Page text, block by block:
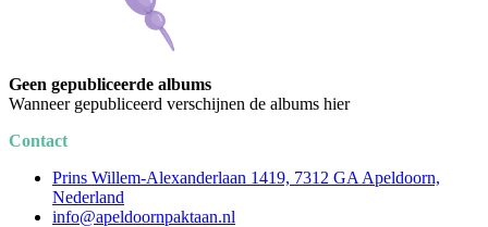
Geen gepubliceerde albums
Wanneer gepubliceerd verschijnen de albums hier
Contact
Prins Willem-Alexanderlaan 1419, 7312 GA Apeldoorn,
Nederland
info@apeldoornpaktaan.nl